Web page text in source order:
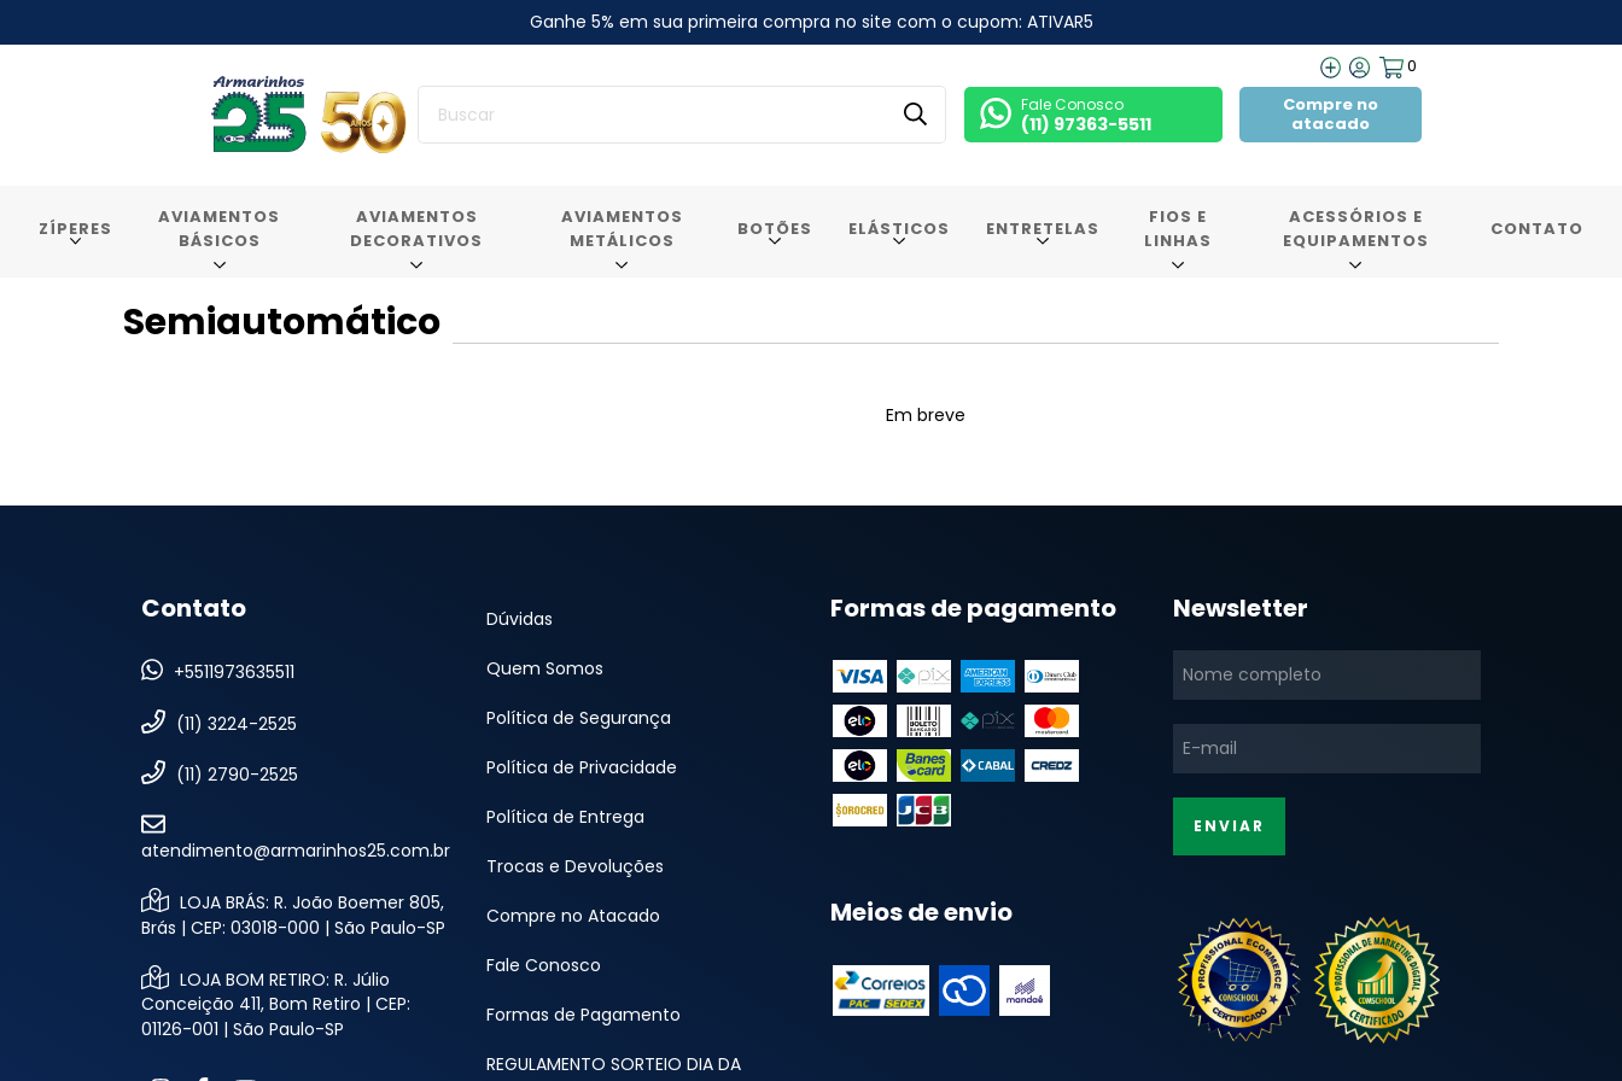
Ganhe 5% em sua primeira compra no site com o cupom: ATIVAR5
0
Fale Conosco
(11) 97363-5511
Compre no
atacado
ZÍPERES
AVIAMENTOS
BÁSICOS
AVIAMENTOS
DECORATIVOS
AVIAMENTOS
METÁLICOS
BOTÕES ELÁSTICOS ENTRETELAS
FIOS E
LINHAS
ACESSÓRIOS E
EQUIPAMENTOS
CONTATO
Semiautomático
Em breve
Contato
+5511973635511
(11) 3224-2525
(11) 2790-2525
atendimento@armarinhos25.com.br
LOJA BRÁS: R. João Boemer 805,
Brás | CEP: 03018-000 | São Paulo-SP
LOJA BOM RETIRO: R. Júlio
Conceição 411, Bom Retiro | CEP:
01126-001 | São Paulo-SP
Dúvidas
Quem Somos
Política de Segurança
Política de Privacidade
Política de Entrega
Trocas e Devoluções
Compre no Atacado
Fale Conosco
Formas de Pagamento
REGULAMENTO SORTEIO DIA DA
Formas de pagamento
Meios de envio
Newsletter